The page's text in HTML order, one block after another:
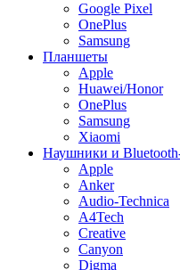
Google Pixel
OnePlus
Samsung
Планшеты
Apple
Huawei/Honor
OnePlus
Samsung
Xiaomi
Наушники и
Apple
Anker
Audio-Technica
A4Tech
Creative
Canyon
Digma